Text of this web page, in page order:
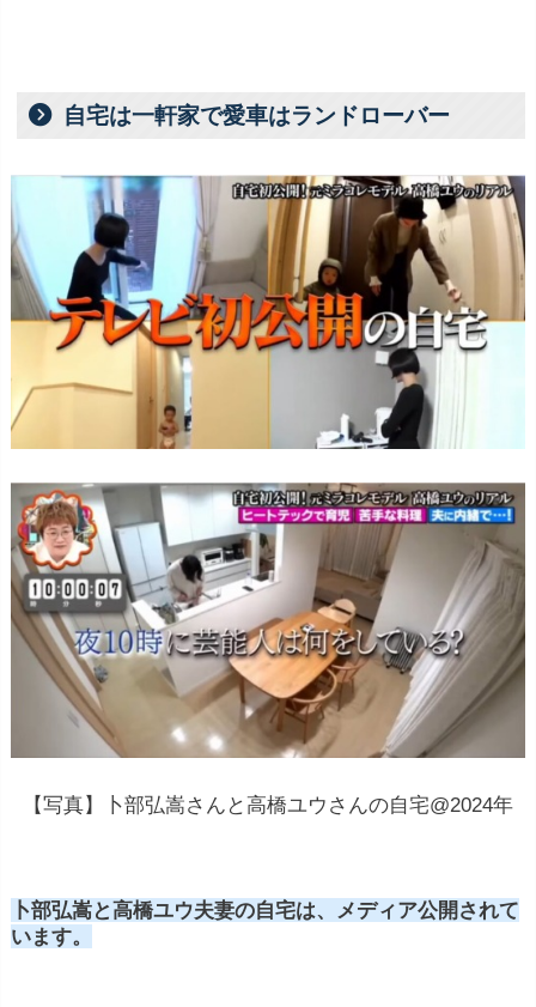
自宅は一軒家で愛車はランドローバー
【写真】卜部弘嵩さんと高橋ユウさんの自宅@2024年
卜部弘嵩と高橋ユウ夫妻の自宅は、メディア公開されて
います。